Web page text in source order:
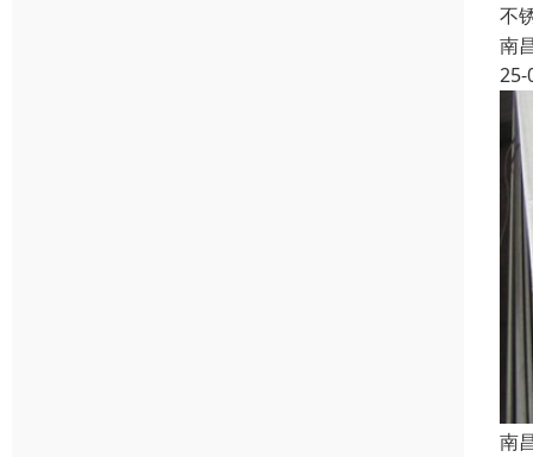
不
南
25-
南